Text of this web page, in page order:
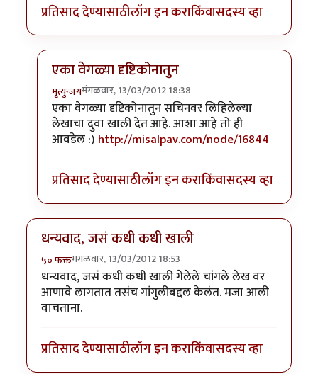
प्रतिसाद देण्यासाठीलॉग इन कराकिंवासदस्य व्हा
एका वेगळ्या दृष्टिकोनातुन
मृत्युन्जयमंगळवार, 13/03/2012 18:38
In reply toमस्त लेख अमोल केळकर ( अवांतर
एका वेगळ्या दृष्टिकोनातुन सचिनवर लिहिलेल्या
लेखाचा दुवा खाली देत आहे. आशा आहे तो ही
आवडेल :) http://misalpav.com/node/16844
प्रतिसाद देण्यासाठीलॉग इन कराकिंवासदस्य व्हा
धन्यवाद, जसं कधी कधी खाली
५० फक्तमंगळवार, 13/03/2012 18:53
धन्यवाद, जसं कधी कधी खाली गेलेले चांगले लेख वर
आणावे लागतात तसंच गांगुलीबद्दल केलंत. मजा आली
वाचताना.
प्रतिसाद देण्यासाठीलॉग इन कराकिंवासदस्य व्हा